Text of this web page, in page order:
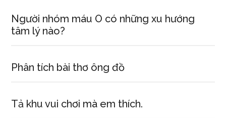
Người nhóm máu O có những xu hướng
tâm lý nào?
Phân tích bài thơ ông đồ
Tả khu vui chơi mà em thích.